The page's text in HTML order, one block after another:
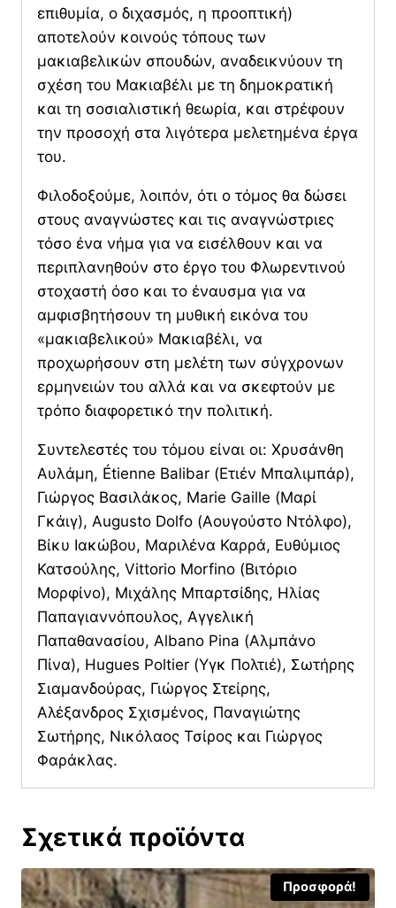
επιθυμία, ο διχασμός, η προοπτική)
αποτελούν κοινούς τόπους των
μακιαβελικών σπουδών, αναδεικνύουν τη
σχέση του Μακιαβέλι με τη δημοκρατική
και τη σοσιαλιστική θεωρία, και στρέφουν
την προσοχή στα λιγότερα μελετημένα έργα
του.
Φιλοδοξούμε, λοιπόν, ότι ο τόμος θα δώσει
στους αναγνώστες και τις αναγνώστριες
τόσο ένα νήμα για να εισέλθουν και να
περιπλανηθούν στο έργο του Φλωρεντινού
στοχαστή όσο και το έναυσμα για να
αμφισβητήσουν τη μυθική εικόνα του
«μακιαβελικού» Μακιαβέλι, να
προχωρήσουν στη μελέτη των σύγχρονων
ερμηνειών του αλλά και να σκεφτούν με
τρόπο διαφορετικό την πολιτική.
Συντελεστές του τόμου είναι οι: Χρυσάνθη
Αυλάμη, Étienne Balibar (Ετιέν Μπαλιμπάρ),
Γιώργος Βασιλάκος, Marie Gaille (Μαρί
Γκάιγ), Augusto Dolfo (Αουγούστο Ντόλφο),
Βίκυ Ιακώβου, Μαριλένα Καρρά, Ευθύμιος
Κατσούλης, Vittorio Morfino (Βιτόριο
Μορφίνο), Μιχάλης Μπαρτσίδης, Ηλίας
Παπαγιαννόπουλος, Αγγελική
Παπαθανασίου, Albano Pina (Αλμπάνο
Πίνα), Hugues Poltier (Υγκ Πολτιέ), Σωτήρης
Σιαμανδούρας, Γιώργος Στείρης,
Αλέξανδρος Σχισμένος, Παναγιώτης
Σωτήρης, Νικόλαος Τσίρος και Γιώργος
Φαράκλας.
Σχετικά προϊόντα
Προσφορά!